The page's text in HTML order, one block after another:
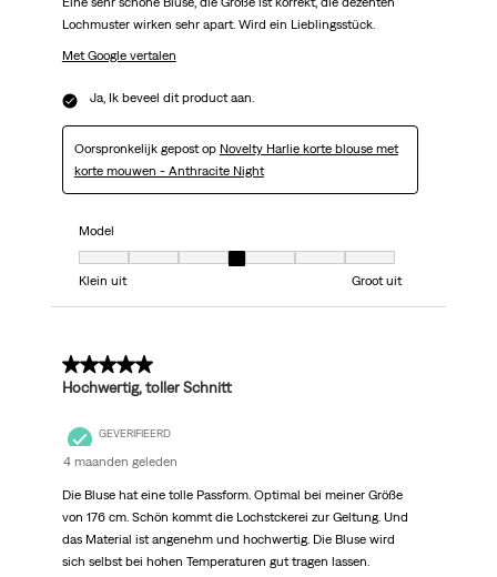
Lochmuster wirken sehr apart. Wird ein Lieblingsstück.
Met Google vertalen
Ja, Ik beveel dit product aan.
Oorspronkelijk gepost op Novelty Harlie korte blouse met
korte mouwen - Anthracite Night
Model
Model, 4 van 7, waarbij 1 gelijk is aan Klein uit en 7 gelijk is aan Groot uit
Klein uit
Groot uit
5 van 5 sterren.
Hochwertig, toller Schnitt
GEVERIFIEERD
4 maanden geleden
Die Bluse hat eine tolle Passform. Optimal bei meiner Größe
von 176 cm. Schön kommt die Lochstckerei zur Geltung. Und
das Material ist angenehm und hochwertig. Die Bluse wird
sich selbst bei hohen Temperaturen gut tragen lassen.